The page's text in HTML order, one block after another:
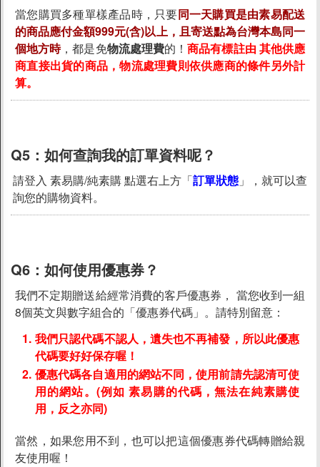
當您購買多種單樣產品時，只要同一天購買是由素易配送
的商品應付金額999元(含)以上，且寄送點為台灣本島同一
個地方時，都是免物流處理費的！商品有標註由 其他供應
商直接出貨的商品，物流處理費則依供應商的條件另外計
算。
Q5： 如何查詢我的訂單資料呢？
請登入 素易購/純素購 點選右上方「訂單狀態 」，就可以查
詢您的購物資料。
Q6： 如何使用優惠券？
我們不定期贈送給經常消費的客戶優惠券， 當您收到一組
8個英文與數字組合的「優惠券代碼」。請特別留意：
我們只認代碼不認人，遺失也不再補發，所以此優惠
代碼要好好保存喔！
優惠代碼各自適用的網站不同，使用前請先認清可使
用的網站。(例如 素易購的代碼，無法在純素購使
用，反之亦同)
當然，如果您用不到，也可以把這個優惠券代碼轉贈給親
友使用喔！